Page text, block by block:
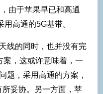
由于苹果早已和高通
高通的5G基带。
线的同时，也并没有完
案，这或许意味着，一
题，采用高通的方案，
妥协。另一方面，苹